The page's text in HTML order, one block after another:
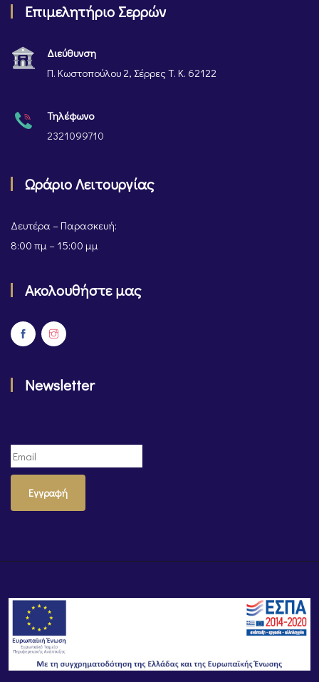
Επιμελητήριο Σερρών
Διεύθυνση
Π. Κωστοπούλου 2, Σέρρες Τ. Κ. 62122
Τηλέφωνο
2321099710
Ωράριο Λειτουργίας
Δευτέρα – Παρασκευή:
8:00 πμ – 15:00 μμ
Ακολουθήστε μας
Newsletter
Εγγραφή